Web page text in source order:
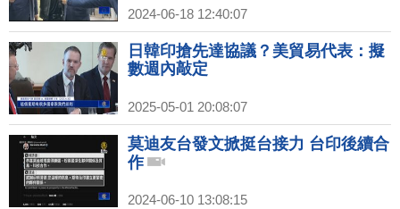
2024-06-18 12:40:07
日韓印搶先達協議？美貿易代表：擬
數週內敲定
2025-05-01 20:08:07
莫迪友台發文掀挺台接力 台印後續合
作
2024-06-10 13:08:15